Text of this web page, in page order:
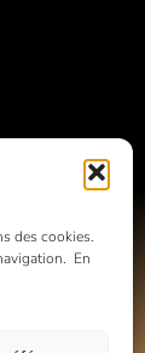
des cookies.
En